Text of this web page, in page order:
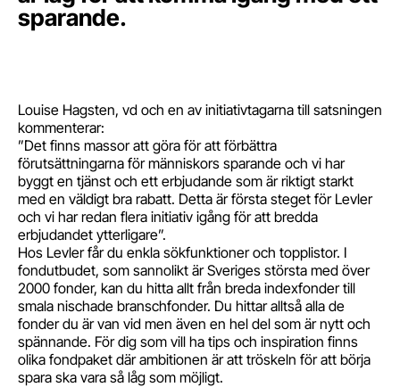
sparande.
Louise Hagsten, vd och en av initiativtagarna till satsningen
kommenterar:
”Det finns massor att göra för att förbättra
förutsättningarna för människors sparande och vi har
byggt en tjänst och ett erbjudande som är riktigt starkt
med en väldigt bra rabatt. Detta är första steget för Levler
och vi har redan flera initiativ igång för att bredda
erbjudandet ytterligare”.
Hos Levler får du enkla sökfunktioner och topplistor. I
fondutbudet, som sannolikt är Sveriges största med över
2000 fonder, kan du hitta allt från breda indexfonder till
smala nischade branschfonder. Du hittar alltså alla de
fonder du är van vid men även en hel del som är nytt och
spännande. För dig som vill ha tips och inspiration finns
olika fondpaket där ambitionen är att tröskeln för att börja
spara ska vara så låg som möjligt.